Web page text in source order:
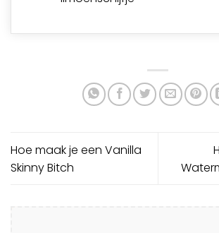
Hoe maak je een Vanilla
Skinny Bitch